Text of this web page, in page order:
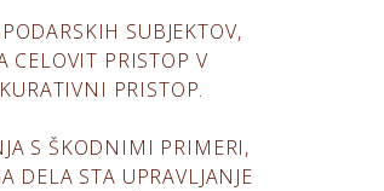
SUBJEKTOV,
CELOVIT PRISTOP V
PRISTOP.
S ŠKODNIMI PRIMERI,
DELA STA UPRAVLJANJE